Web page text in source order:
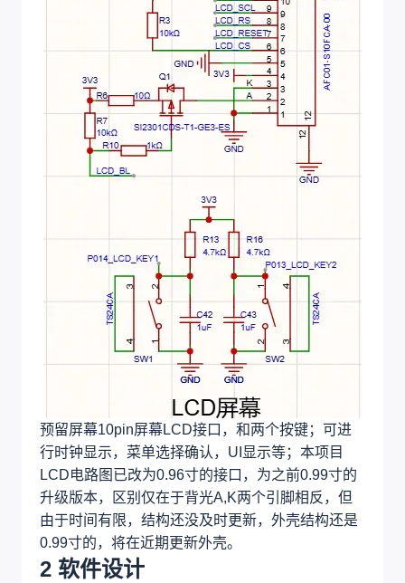
预留屏幕10pin屏幕LCD接口，和两个按键；可进
行时钟显示，菜单选择确认，UI显示等；本项目
LCD电路图已改为0.96寸的接口，为之前0.99寸的
升级版本，区别仅在于背光A,K两个引脚相反，但
由于时间有限，结构还没及时更新，外壳结构还是
0.99寸的，将在近期更新外壳。
2 软件设计